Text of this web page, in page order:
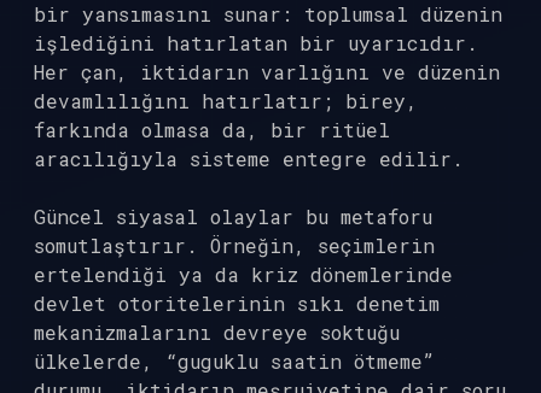
bir yansımasını sunar: toplumsal düzenin
işlediğini hatırlatan bir uyarıcıdır.
Her çan, iktidarın varlığını ve düzenin
devamlılığını hatırlatır; birey,
farkında olmasa da, bir ritüel
aracılığıyla sisteme entegre edilir.
Güncel siyasal olaylar bu metaforu
somutlaştırır. Örneğin, seçimlerin
ertelendiği ya da kriz dönemlerinde
devlet otoritelerinin sıkı denetim
mekanizmalarını devreye soktuğu
ülkelerde, “guguklu saatin ötmeme”